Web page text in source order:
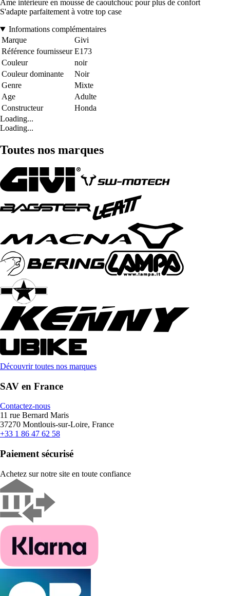
Âme intérieure en mousse de caoutchouc pour plus de confort
S'adapte parfaitement à votre top case
Informations complémentaires
Marque
Givi
Référence fournisseur E173
Couleur
noir
Couleur dominante
Noir
Genre
Mixte
Age
Adulte
Constructeur
Honda
Loading...
Loading...
Toutes nos marques
Découvrir toutes nos marques
SAV en France
Contactez-nous
11 rue Bernard Maris
37270 Montlouis-sur-Loire, France
+33 1 86 47 62 58
Paiement sécurisé
Achetez sur notre site en toute confiance